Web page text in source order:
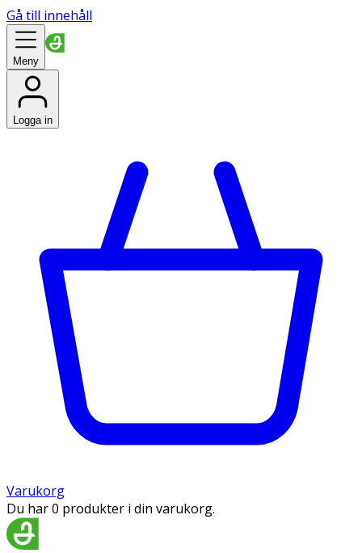
Gå till innehåll
Meny
Logga in
Varukorg
Du har 0 produkter i din varukorg.